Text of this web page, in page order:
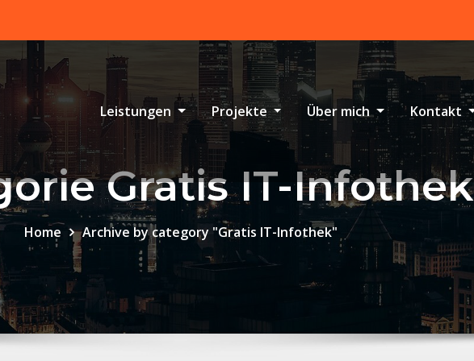
Leistungen Projekte Über mich Kontakt
Gratis IT-Infothek
Home Archive by category "Gratis IT-Infothek"